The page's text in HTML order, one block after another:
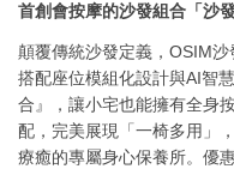
首創會按摩的沙發組合「沙
顛覆傳統沙發定義，OSIM沙
搭配座位模組化設計與AI智
合』，讓小宅也能擁有全身
配，完美展現「一椅多用」
療癒的專屬身心保養所。優